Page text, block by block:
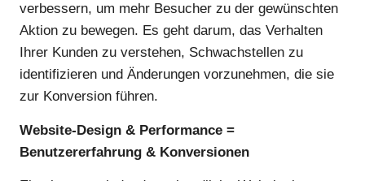
verbessern, um mehr Besucher zu der gewünschten
Aktion zu bewegen. Es geht darum, das Verhalten
Ihrer Kunden zu verstehen, Schwachstellen zu
identifizieren und Änderungen vorzunehmen, die sie
zur Konversion führen.
Website-Design & Performance =
Benutzererfahrung & Konversionen